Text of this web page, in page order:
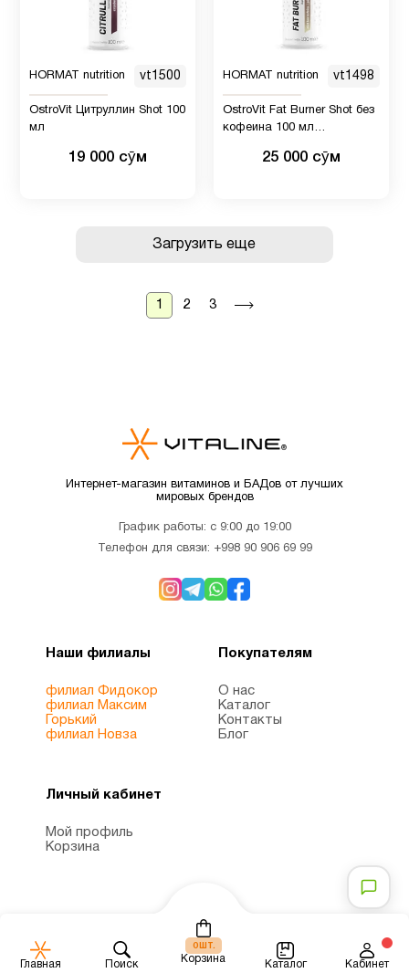
HORMAT nutrition vt1500
OstroVit Цитруллин Shot 100
мл
19 000 сӯм
HORMAT nutrition vt1498
OstroVit Fat Burner Shot без
кофеина 100 мл
25 000 сӯм
Загрузить еще
1 2 3
Главная Поиск
0шт.
Корзина
Каталог Кабинет
Интернет-магазин витаминов и БАДов от лучших
мировых брендов
График работы: с 9:00 до 19:00
Телефон для связи: +998 90 906 69 99
Наши филиалы
филиал Фидокор
филиал Максим
Горький
филиал Новза
Покупателям
О нас
Каталог
Контакты
Блог
Личный кабинет
Мой профиль
Корзина